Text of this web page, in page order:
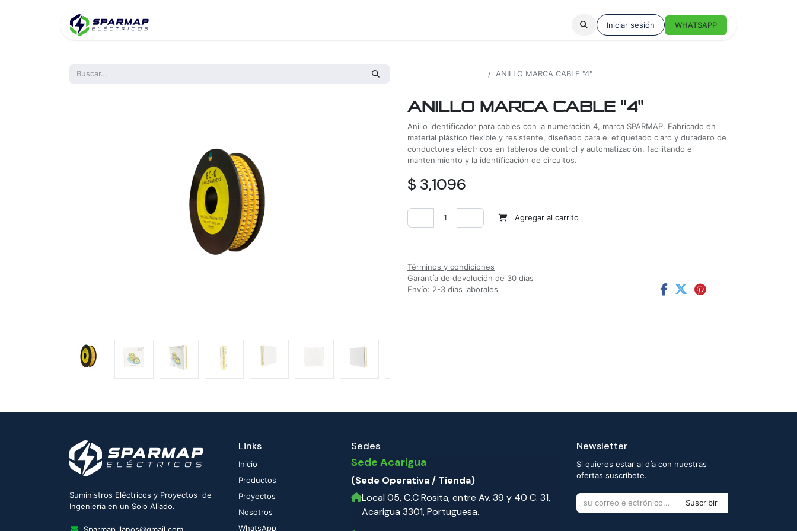
Iniciar sesión WHATSAPP
ANILLO MARCA CABLE "4"
ANILLO MARCA CABLE "4"
Anillo identificador para cables con la numeración 4, marca SPARMAP. Fabricado en
material plástico flexible y resistente, diseñado para el etiquetado claro y duradero de
conductores eléctricos en tableros de control y automatización, facilitando el
mantenimiento y la identificación de circuitos.
$ 3,1096
Agregar al carrito
Términos y condiciones
Garantía de devolución de 30 días
Envío: 2-3 días laborales
Suministros Eléctricos y Proyectos de
Ingeniería en un Solo Aliado.
Sparmap.llanos@gmail.com
Links
Inicio
Productos
Proyectos
Nosotros
WhatsApp
Sedes
Sede Acarigua
(Sede Operativa / Tienda)
Local 05, C.C Rosita, entre Av. 39 y 40 C. 31,
Acarigua 3301, Portuguesa.
Newsletter
Si quieres estar al día con nuestras
ofertas suscríbete.
Suscribir